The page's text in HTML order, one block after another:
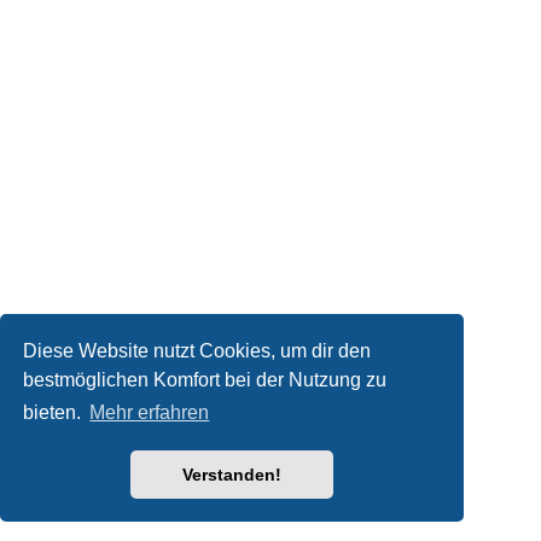
Diese Website nutzt Cookies, um dir den
bestmöglichen Komfort bei der Nutzung zu
bieten. Mehr erfahren
Verstanden!